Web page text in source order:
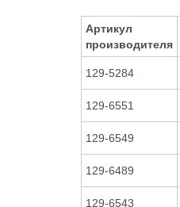
Артикул
производителя
129-5284
129-6551
129-6549
129-6489
129-6543